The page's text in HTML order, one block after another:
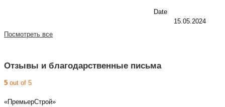
Date
15.05.2024
Посмотреть все
Отзывы и благодарственные письма
5 out of 5
«ПремьерСтрой»